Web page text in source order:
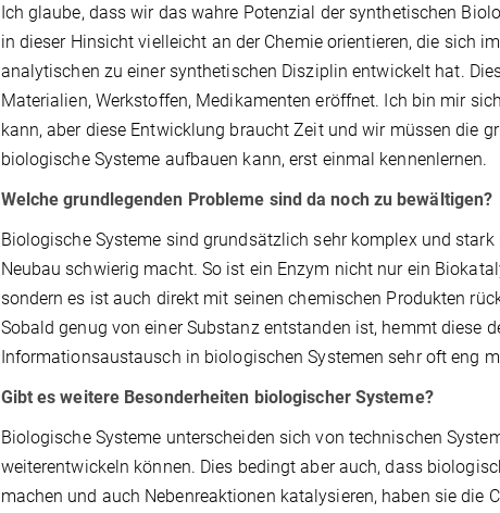
Ich glaube, dass wir das wahre Potenzial der synthetischen
in dieser Hinsicht vielleicht an der Chemie orientieren, die sich
analytischen zu einer synthetischen Disziplin entwickelt hat.
Materialien, Werkstoffen, Medikamenten eröffnet. Ich bin mir
kann, aber diese Entwicklung braucht Zeit und wir müssen die
biologische Systeme aufbauen kann, erst einmal kennenlernen.
Welche grundlegenden Probleme sind da noch zu bewältigen?
Biologische Systeme sind grundsätzlich sehr komplex und
Neubau schwierig macht. So ist ein Enzym nicht nur ein
sondern es ist auch direkt mit seinen chemischen Produkten
Sobald genug von einer Substanz entstanden ist, hemmt diese
Informationsaustausch in biologischen Systemen sehr oft eng
Gibt es weitere Besonderheiten biologischer Systeme?
Biologische Systeme unterscheiden sich von technischen
weiterentwickeln können. Dies bedingt aber auch, dass
machen und auch Nebenreaktionen katalysieren, haben sie die